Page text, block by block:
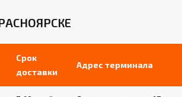
Срок
доставки
Адрес терминала